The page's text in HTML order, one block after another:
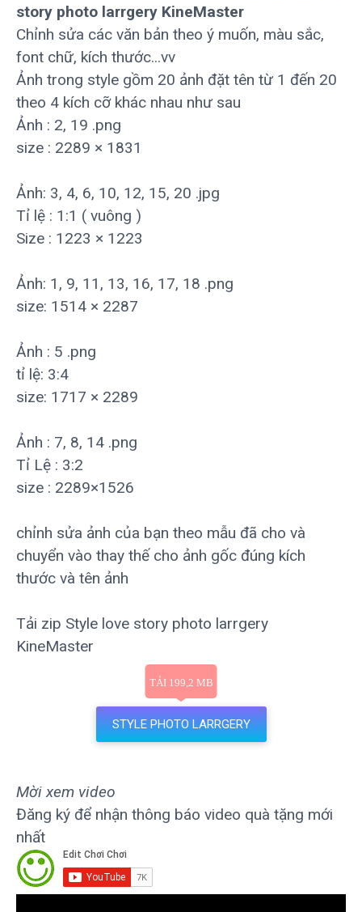
story photo larrgery KineMaster
Chỉnh sửa các văn bản theo ý muốn, màu sắc,
font chữ, kích thước...vv
Ảnh trong style gồm 20 ảnh đặt tên từ 1 đến 20
theo 4 kích cỡ khác nhau như sau
Ảnh : 2, 19 .png
size : 2289 × 1831
Ảnh: 3, 4, 6, 10, 12, 15, 20 .jpg
Tỉ lệ : 1:1 ( vuông )
Size : 1223 × 1223
Ảnh: 1, 9, 11, 13, 16, 17, 18 .png
size: 1514 × 2287
Ảnh : 5 .png
tỉ lệ: 3:4
size: 1717 × 2289
Ảnh : 7, 8, 14 .png
Tỉ Lệ : 3:2
size : 2289×1526
chỉnh sửa ảnh của bạn theo mẫu đã cho và
chuyển vào thay thế cho ảnh gốc đúng kích
thước và tên ảnh
Tải zip Style love story photo larrgery
KineMaster
STYLE PHOTO LARRGERY
Mời xem video
Đăng ký để nhận thông báo video quà tặng mới
nhất